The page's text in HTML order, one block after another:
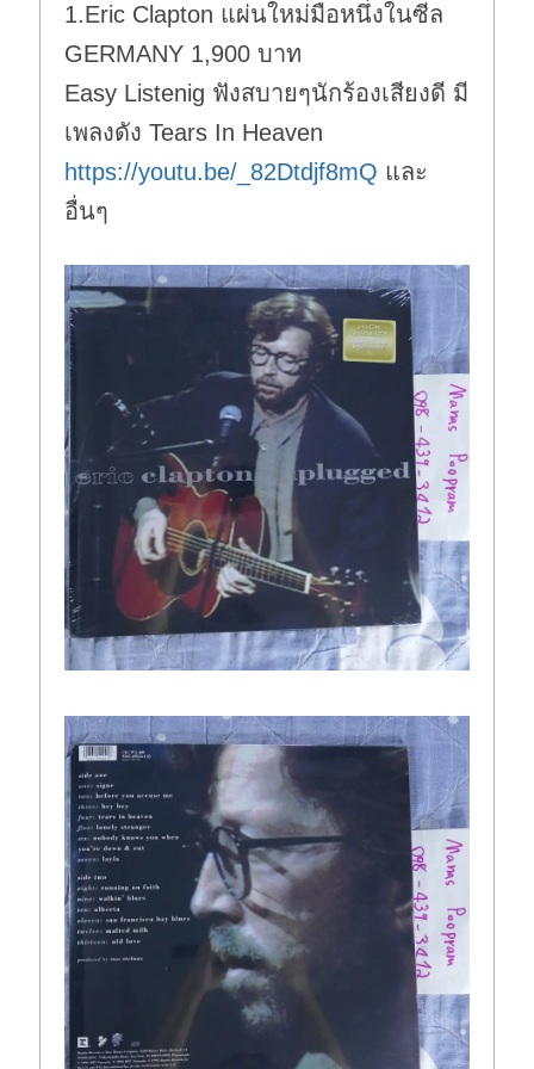
n
.
1.Eric Clapton แผ่นใหม่มือหนึ่งในซีล
GERMANY 1,900 บาท
Easy Listenig ฟังสบายๆนักร้องเสียงดี มี
เพลงดัง Tears In Heaven
https://youtu.be/_82Dtdjf8mQ และ
อื่นๆ